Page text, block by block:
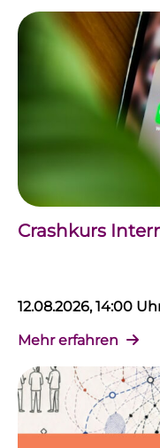
Crashkurs
12.08.2026, 14:00
Mehr erfahren